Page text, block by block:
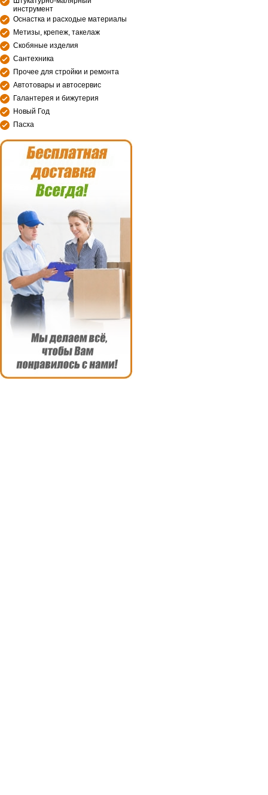
инструмент
Оснастка и расходые материалы
Метизы, крепеж, такелаж
Скобяные изделия
Сантехника
Прочее для стройки и ремонта
Автотовары и автосервис
Галантерея и бижутерия
Новый Год
Пасха